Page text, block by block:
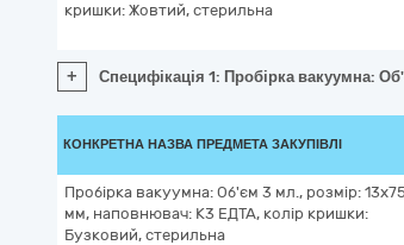
кришки: Жовтий, стерильна
+ Специфікація 1: Пробірка вакуумна:
КОНКРЕТНА НАЗВА ПРЕДМЕТА ЗАКУПІВЛІ
Пробірка вакуумна: Об'єм 3 мл., розмір: 13х75
мм, наповнювач: К3 ЕДТА, колір кришки:
Бузковий, стерильна